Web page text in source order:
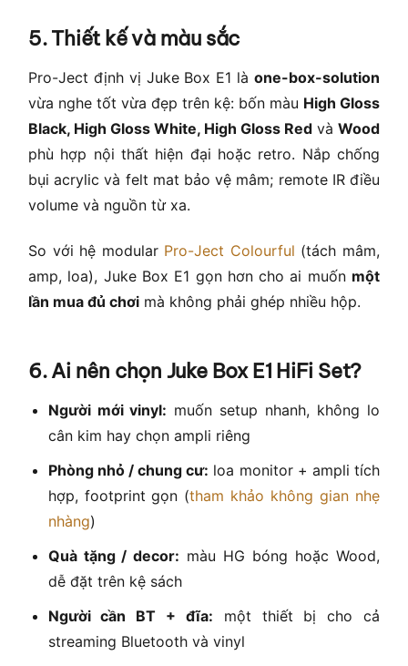
5. Thiết kế và màu sắc
Pro-Ject định vị Juke Box E1 là one-box-solution
vừa nghe tốt vừa đẹp trên kệ: bốn màu High Gloss
Black, High Gloss White, High Gloss Red và Wood
phù hợp nội thất hiện đại hoặc retro. Nắp chống
bụi acrylic và felt mat bảo vệ mâm; remote IR điều
volume và nguồn từ xa.
So với hệ modular Pro-Ject Colourful (tách mâm,
amp, loa), Juke Box E1 gọn hơn cho ai muốn một
lần mua đủ chơi mà không phải ghép nhiều hộp.
6. Ai nên chọn Juke Box E1 HiFi Set?
Người mới vinyl: muốn setup nhanh, không lo
cân kim hay chọn ampli riêng
Phòng nhỏ / chung cư: loa monitor + ampli tích
hợp, footprint gọn (tham khảo không gian nhẹ
nhàng)
Quà tặng / decor: màu HG bóng hoặc Wood,
dễ đặt trên kệ sách
Người cần BT + đĩa: một thiết bị cho cả
streaming Bluetooth và vinyl